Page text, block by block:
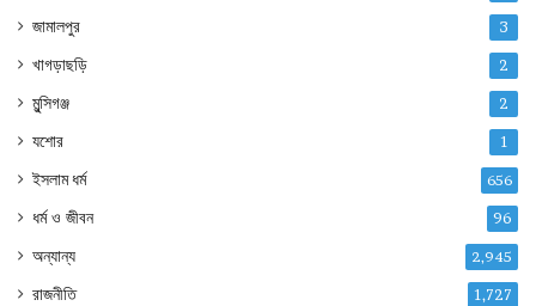
জামালপুর 3
খাগড়াছড়ি 2
মুন্সিগঞ্জ 2
যশোর 1
ইসলাম ধর্ম 656
ধর্ম ও জীবন 96
অন্যান্য 2,945
রাজনীতি 1,727